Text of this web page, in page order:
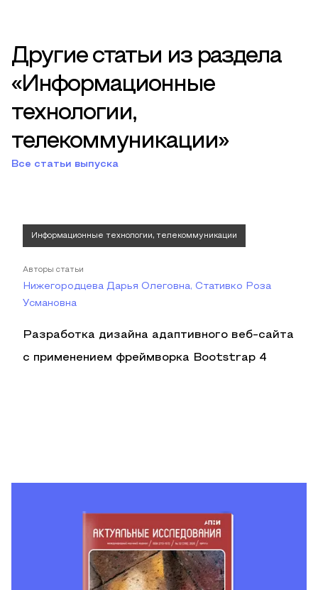
Другие статьи из раздела
«Информационные
технологии,
телекоммуникации»
Все статьи выпуска
Информационные технологии, телекоммуникации
Авторы статьи
Нижегородцева Дарья Олеговна, Стативко Роза
Усмановна
Разработка дизайна адаптивного веб-сайта
с применением фреймворка Bootstrap 4